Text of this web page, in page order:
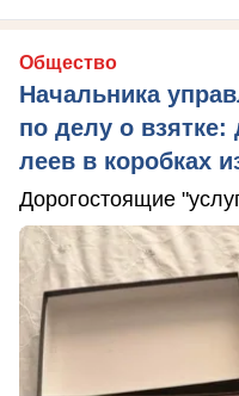
Общество
Начальника
по делу о
леев в коробках
Дорогостоящие